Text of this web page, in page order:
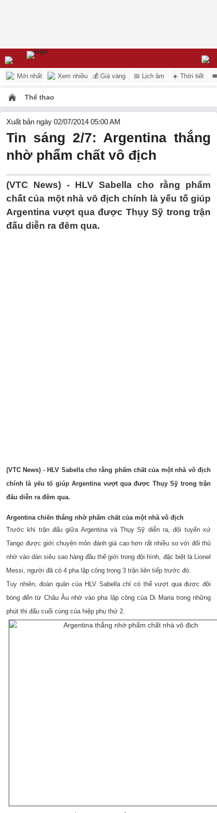
Mới nhất Xem nhiều 💰 Giá vàng 📅 Lịch âm ☀️ Thời tiết
Thể thao
Xuất bản ngày 02/07/2014 05:00 AM
Tin sáng 2/7: Argentina thắng
nhờ phẩm chất vô địch
(VTC News) - HLV Sabella cho rằng phẩm
chất của một nhà vô địch chính là yếu tố giúp
Argentina vượt qua được Thụy Sỹ trong trận
đấu diễn ra đêm qua.
(VTC News) - HLV Sabella cho rằng phẩm chất của một nhà vô địch
chính là yếu tố giúp Argentina vượt qua được Thụy Sỹ trong trận
đấu diễn ra đêm qua.
Argentina chiến thắng nhờ phẩm chất của một nhà vô địch
Trước khi trận đấu giữa Argentina và Thụy Sỹ diễn ra, đội tuyển xứ
Tango được giới chuyên môn đánh giá cao hơn rất nhiều so với đối thủ
nhờ vào dàn siêu sao hàng đầu thế giới trong đội hình, đặc biệt là Lionel
Messi, người đã có 4 pha lập công trong 3 trận liên tiếp trước đó.
Tuy nhiên, đoàn quân của HLV Sabella chỉ có thể vượt qua được đội
bóng đến từ Châu Âu nhờ vào pha lập công của Di Maria trong những
phút thi đấu cuối cùng của hiệp phụ thứ 2.